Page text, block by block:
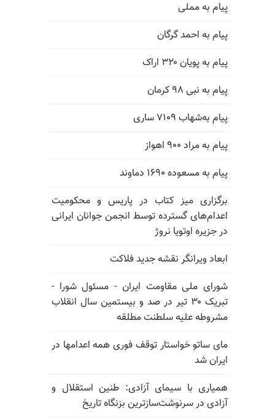
پیام به مملی
پیام به احمد گرگان
پیام به پویان ۳۲۰ اراک
پیام به نبی ۹۸ کرمان
پیام به‌شهاب ۷۱۰۹ ساری
پیام به مراد ۹۰۰ اهواز
پیام به مسعوده ۱۶۹۰ دماوند
برگزاری میز کتاب در پاریس و محکومیت
اعدام‌های گسترده توسط انجمن جوانان ایرانی
در جزیره اوتویا نروژ
ابعاد ویرانگر نقشه جدید فلاکت
شورای ملی مقاومت ایران - مسئول شورا -
تبریک ۳۰ تیر در صد و بیستمین سال انقلاب
مشروطه علیه سلطنت مطلقه
مای ساتو خواستار توقف فوری همه اعدامها در
ایران شد
همیاری با سیمای آزادی: طنین استقلال و
آزادی در سرنوشت‌سازترین بزنگاه تاریخ